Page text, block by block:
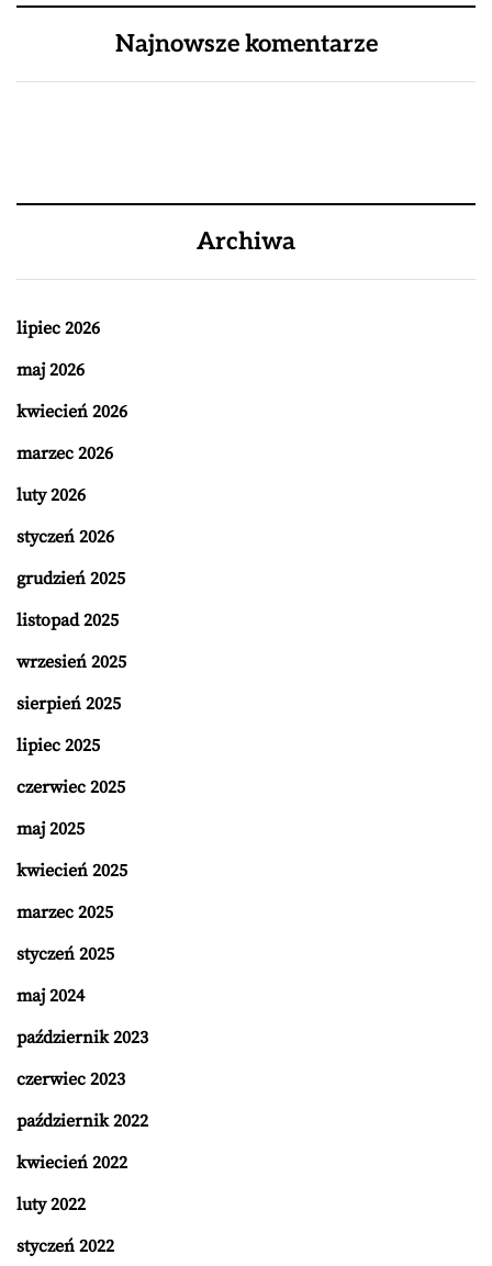
Najnowsze komentarze
Archiwa
lipiec 2026
maj 2026
kwiecień 2026
marzec 2026
luty 2026
styczeń 2026
grudzień 2025
listopad 2025
wrzesień 2025
sierpień 2025
lipiec 2025
czerwiec 2025
maj 2025
kwiecień 2025
marzec 2025
styczeń 2025
maj 2024
październik 2023
czerwiec 2023
październik 2022
kwiecień 2022
luty 2022
styczeń 2022